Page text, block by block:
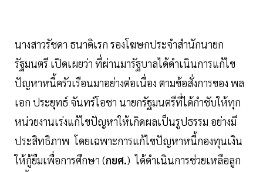
นางสาวรัชดา ธนาดิเรก รองโฆษกประจำสำนักนายก
รัฐมนตรี เปิดเผยว่า ที่ผ่านมารัฐบาลได้ดำเนินการแก้ไข
ปัญหาหนี้ครัวเรือนมาอย่างต่อเนื่อง ตามข้อสั่งการของ พล
เอก ประยุทธ์ จันทร์โอชา นายกรัฐมนตรีที่ได้กำชับให้ทุก
หน่วยงานเร่งแก้ไขปัญหาให้เกิดผลเป็นรูปธรรม อย่างมี
ประสิทธิภาพ โดยเฉพาะการแก้ไขปัญหาหนี้กองทุนเงิน
ให้กู้ยืมเพื่อการศึกษา (กยศ.) ได้ดำเนินการช่วยเหลือลูก